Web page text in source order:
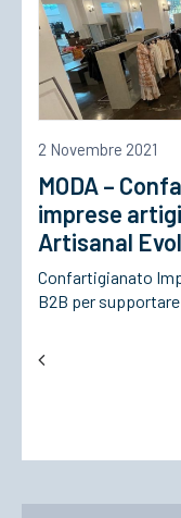
2 Novembre 2021
MODA –
imprese
Artisanal
Confartigianato
B2B per